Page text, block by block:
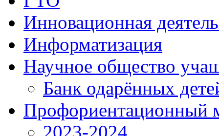
Инновационная
Информатизация
Научное общество
Банк одарённых
Профориентационный